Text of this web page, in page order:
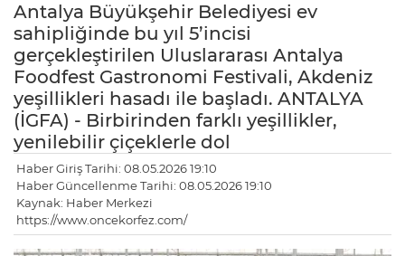
Antalya Büyükşehir Belediyesi ev
sahipliğinde bu yıl 5’incisi
gerçekleştirilen Uluslararası Antalya
Foodfest Gastronomi Festivali, Akdeniz
yeşillikleri hasadı ile başladı. ANTALYA
(İGFA) - Birbirinden farklı yeşillikler,
yenilebilir çiçeklerle dol
Haber Giriş Tarihi: 08.05.2026 19:10
Haber Güncellenme Tarihi: 08.05.2026 19:10
Kaynak: Haber Merkezi
https://www.oncekorfez.com/